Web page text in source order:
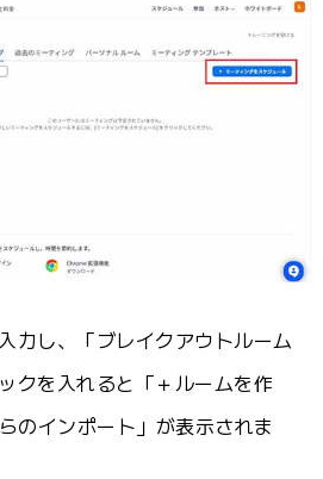
力し、「ブレイクアウトルーム
クを入れると「＋ルームを作
のインポート」が表示されま